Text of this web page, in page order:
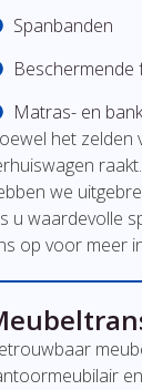
Spanbanden
Beschermende
Matras- en
het zelden
we
u waardevolle
op voor meer